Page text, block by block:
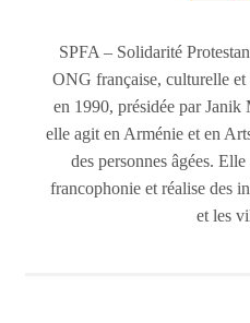
SPFA – Solidarité
ONG française, culturelle
en 1990, présidée par Janik
elle agit en Arménie et en
des personnes âgées.
francophonie et réalise des
et les